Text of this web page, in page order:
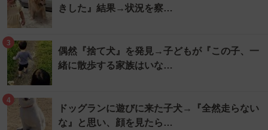
きした』結果→状況を察…
3
偶然『捨て犬』を発見→子どもが『この子、一
緒に散歩する家族はいな…
4
ドッグランに遊びに来た子犬→『全然走らない
な』と思い、顔を見たら…